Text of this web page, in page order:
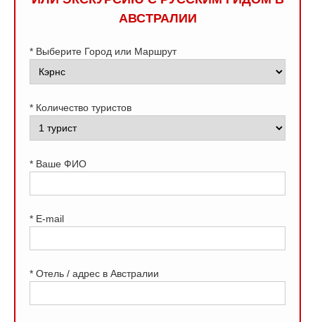
АВСТРАЛИИ
* Выберите Город или Маршрут
* Количество туристов
* Ваше ФИО
* E-mail
* Отель / адрес в Австралии